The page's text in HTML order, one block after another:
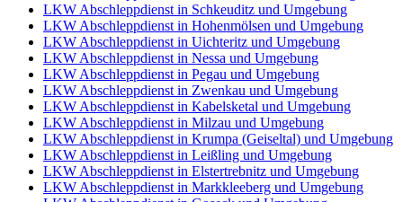
LKW Abschleppdienst in Schkeuditz und Umgebung
LKW Abschleppdienst in Hohenmölsen und Umgebung
LKW Abschleppdienst in Uichteritz und Umgebung
LKW Abschleppdienst in Nessa und Umgebung
LKW Abschleppdienst in Pegau und Umgebung
LKW Abschleppdienst in Zwenkau und Umgebung
LKW Abschleppdienst in Kabelsketal und Umgebung
LKW Abschleppdienst in Milzau und Umgebung
LKW Abschleppdienst in Krumpa (Geiseltal) und Umgebung
LKW Abschleppdienst in Leißling und Umgebung
LKW Abschleppdienst in Elstertrebnitz und Umgebung
LKW Abschleppdienst in Markkleeberg und Umgebung